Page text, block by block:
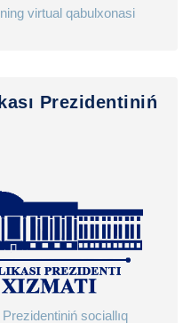
virtual qabulxonasi
Prezidentiniń
sociallıq